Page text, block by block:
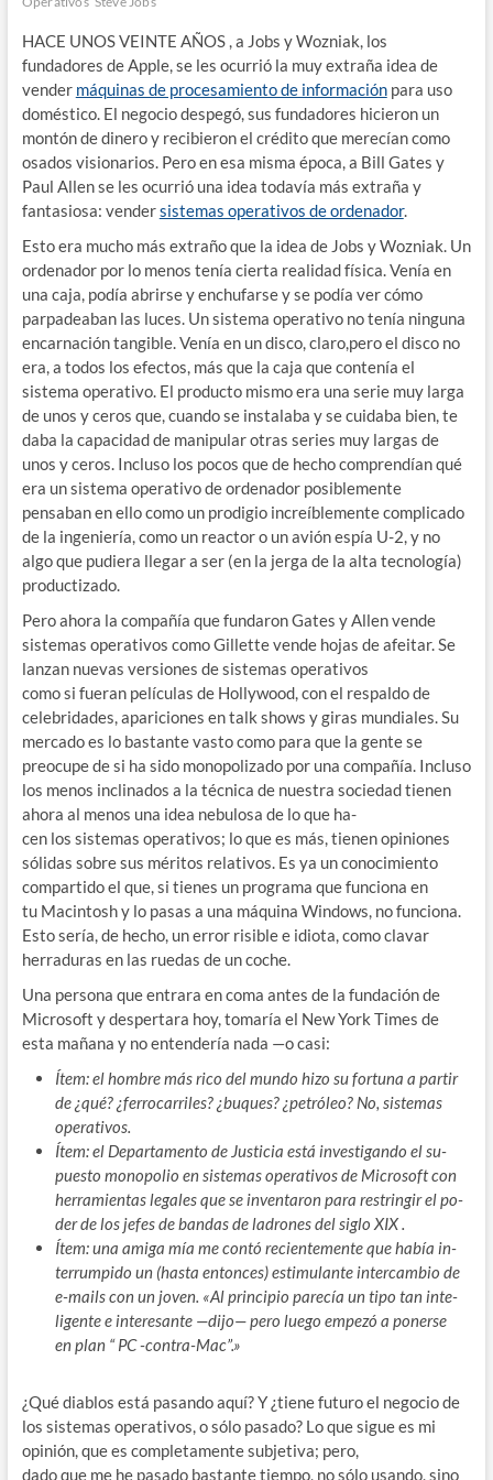
HACE UNOS VEINTE AÑOS , a Jobs y Wozniak, los
fundadores de Apple, se les ocurrió la muy extraña idea de
vender máquinas de procesamiento de informaciónpara uso
doméstico. El negocio despegó, sus fundadores hicieron un
montón de dinero y recibieron el crédito que merecían como
osados visionarios. Pero en esa misma época, a Bill Gates y
Paul Allen se les ocurrió una idea todavía más extraña y
fantasiosa: vendersistemas operativos de ordenador.
Esto era mucho más extraño que la idea de Jobs y Wozniak. Un
ordenador por lo menos tenía cierta realidad física. Venía en
una caja, podía abrirse y enchufarse y se podía ver cómo
parpadeaban las luces. Un sistema operativo no tenía ninguna
encarnación tangible. Venía en un disco, claro,pero el disco no
era, a todos los efectos, más que la caja que contenía el
sistema operativo. El producto mismo era una serie muy larga
de unos y ceros que, cuando se instalaba y se cuidaba bien, te
daba la capacidad de manipular otras series muy largas de
unos y ceros. Incluso los pocos que de hecho comprendían qué
era un sistema operativo de ordenador posiblemente
pensaban en ello como un prodigio increíblemente complicado
de la ingeniería, como un reactor o un avión espía U-2, y no
algo que pudiera llegar a ser (en la jerga de la alta tecnología)
productizado.
Pero ahora la compañía que fundaron Gates y Allen vende
sistemas operativos como Gillette vende hojas de afeitar. Se
lanzan nuevas versiones de sistemas operativos
como si fueran películas de Hollywood, con el respaldo de
celebridades, apariciones en talk shows y giras mundiales. Su
mercado es lo bastante vasto como para que la gente se
preocupe de si ha sido monopolizado por una compañía. Incluso
los menos inclinados a la técnica de nuestra sociedad tienen
ahora al menos una idea nebulosa de lo que ha-
cen los sistemas operativos; lo que es más, tienen opiniones
sólidas sobre sus méritos relativos. Es ya un conocimiento
compartido el que, si tienes un programa que funciona en
tu Macintosh y lo pasas a una máquina Windows, no funciona.
Esto sería, de hecho, un error risible e idiota, como clavar
herraduras en las ruedas de un coche.
Una persona que entrara en coma antes de la fundación de
Microsoft y despertara hoy, tomaría el New York Times de
esta mañana y no entendería nada —o casi:
Ítem: el hombre más rico del mundo hizo su fortuna a partir
de ¿qué? ¿ferrocarriles? ¿buques? ¿petróleo? No, sistemas
operativos.
Ítem: el Departamento de Justicia está investigando el su-
puesto monopolio en sistemas operativos de Microsoft con
herramientas legales que se inventaron para restringir el po-
der de los jefes de bandas de ladrones del siglo XIX .
Ítem: una amiga mía me contó recientemente que había in-
terrumpido un (hasta entonces) estimulante intercambio de
e-mails con un joven. «Al principio parecía un tipo tan inte-
ligente e interesante —dijo— pero luego empezó a ponerse
en plan “ PC -contra-Mac”.»
¿Qué diablos está pasando aquí? Y ¿tiene futuro el negocio de
los sistemas operativos, o sólo pasado? Lo que sigue es mi
opinión, que es completamente subjetiva; pero,
dado que me he pasado bastante tiempo, no sólo usando, sino